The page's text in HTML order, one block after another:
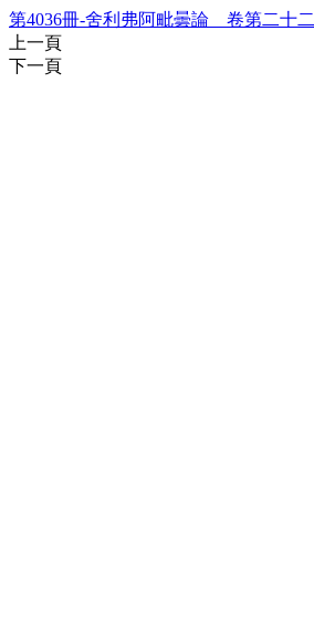
第4036冊-舍利弗阿毗曇論 卷第二十二
上一頁
下一頁